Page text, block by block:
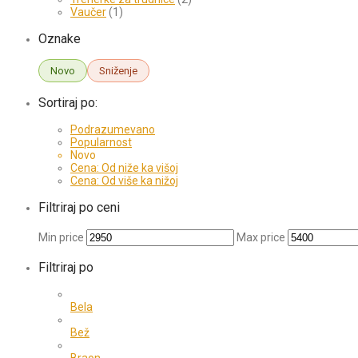
Vaučer(1)
Oznake
Novo Sniženje
Sortiraj po:
Podrazumevano
Popularnost
Novo
Cena: Od niže ka višoj
Cena: Od više ka nižoj
Filtriraj po ceni
Min price Max price
Filtriraj po
Bela
Bež